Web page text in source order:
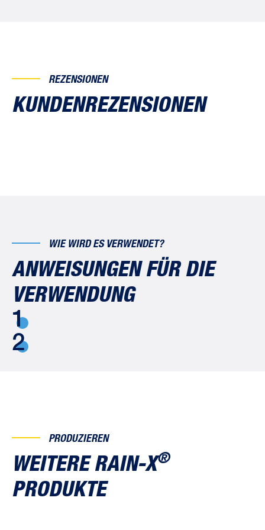
REZENSIONEN
KUNDENREZENSIONEN
WIE WIRD ES VERWENDET?
ANWEISUNGEN FÜR DIE
VERWENDUNG
1
2
PRODUZIEREN
WEITERE RAIN-X®
PRODUKTE